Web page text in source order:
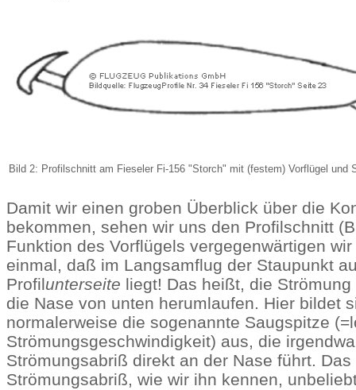
Bild 2: Profilschnitt am Fieseler Fi-156 "Storch" mit (festem) Vorflügel und
Damit wir einen groben Überblick über die
bekommen, sehen wir uns den Profilschnitt
Funktion des Vorflügels vergegenwärtigen
einmal, daß im Langsamflug der Staupunkt
Profilunterseite liegt! Das heißt, die
die Nase von unten herumlaufen. Hier bildet
normalerweise die sogenannte Saugspitze
Strömungsgeschwindigkeit) aus, die
Strömungsabriß direkt an der Nase führt. Das
Strömungsabriß, wie wir ihn kennen,